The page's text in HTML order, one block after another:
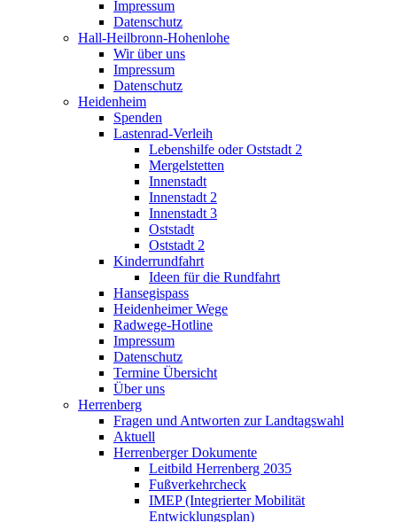
Impressum
Datenschutz
Hall-Heilbronn-Hohenlohe
Wir über uns
Impressum
Datenschutz
Heidenheim
Spenden
Lastenrad-Verleih
Lebenshilfe oder Oststadt 2
Mergelstetten
Innenstadt
Innenstadt 2
Innenstadt 3
Oststadt
Oststadt 2
Kinderrundfahrt
Ideen für die Rundfahrt
Hansegispass
Heidenheimer Wege
Radwege-Hotline
Impressum
Datenschutz
Termine Übersicht
Über uns
Herrenberg
Fragen und Antworten zur Landtagswahl
Aktuell
Herrenberger Dokumente
Leitbild Herrenberg 2035
Fußverkehrcheck
IMEP (Integrierter Mobilität
Entwicklungsplan)